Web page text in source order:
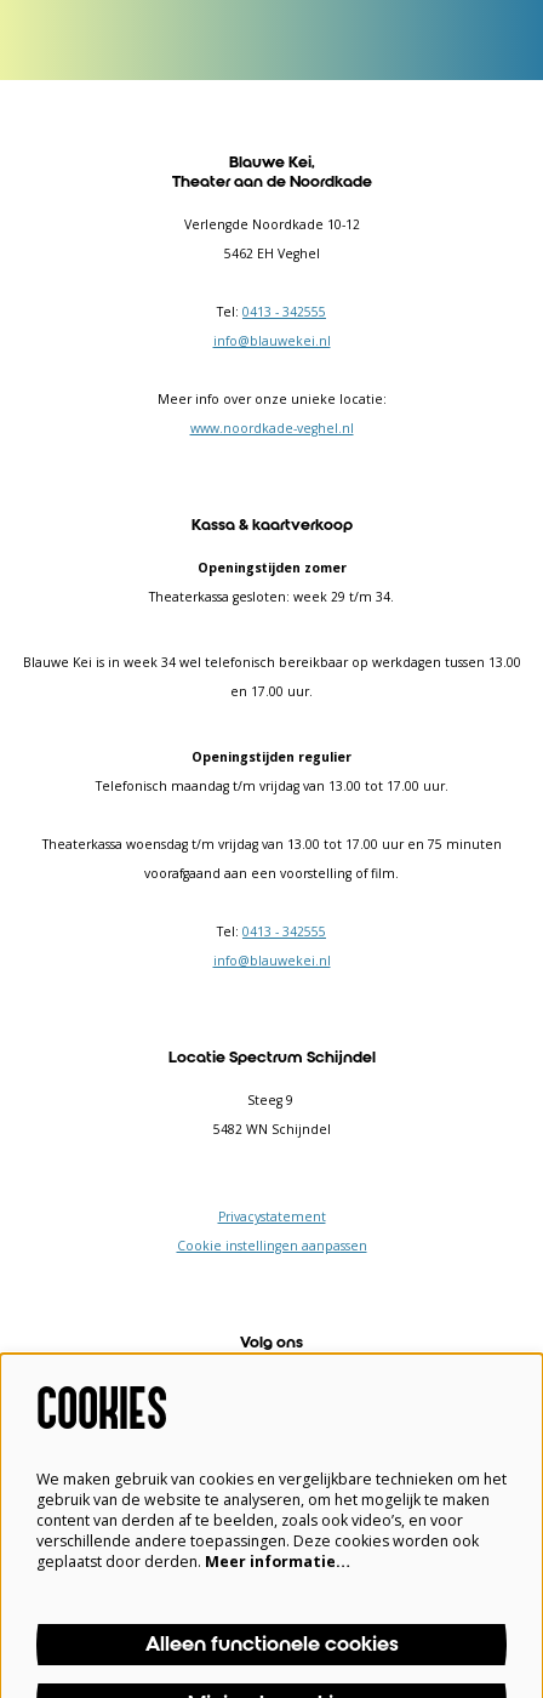
Blauwe Kei,
Theater aan de Noordkade
Verlengde Noordkade 10-12
5462 EH Veghel
Tel: 0413 - 342555
info@blauwekei.nl
Meer info over onze unieke locatie:
www.noordkade-veghel.nl
Kassa & kaartverkoop
Openingstijden zomer
Theaterkassa gesloten: week 29 t/m 34.
Blauwe Kei is in week 34 wel telefonisch bereikbaar op werkdagen tussen 13.00
en 17.00 uur.
Openingstijden regulier
Telefonisch maandag t/m vrijdag van 13.00 tot 17.00 uur.
Theaterkassa woensdag t/m vrijdag van 13.00 tot 17.00 uur en 75 minuten
voorafgaand aan een voorstelling of film.
Tel: 0413 - 342555
info@blauwekei.nl
Locatie Spectrum Schijndel
Steeg 9
5482 WN Schijndel
Privacystatement
Cookie instellingen aanpassen
Volg ons
Aanmelden
Deze site wordt beschermd door reCAPTCHA, dataverwerking gebeurt in overeenstemming met deCloud Data Processing Addendum van Google.
COOKIES
We maken gebruik van cookies en vergelijkbare technieken om het
gebruik van de website te analyseren, om het mogelijk te maken
content van derden af te beelden, zoals ook video’s, en voor
verschillende andere toepassingen. Deze cookies worden ook
geplaatst door derden. Meer informatie…
Alleen functionele cookies